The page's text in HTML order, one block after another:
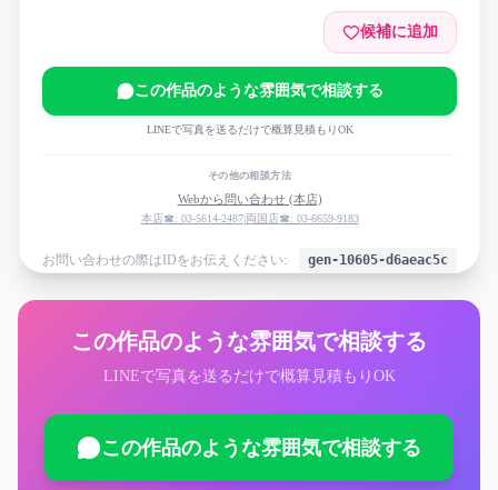
候補に追加
この作品のような雰囲気で相談する
LINEで写真を送るだけで概算見積もりOK
その他の相談方法
Webから問い合わせ (本店)
本店☎: 03-5614-2487|両国店☎: 03-6659-9183
お問い合わせの際はIDをお伝えください: gen-10605-d6aeac5c
この作品のような雰囲気で相談する
LINEで写真を送るだけで概算見積もりOK
この作品のような雰囲気で相談する